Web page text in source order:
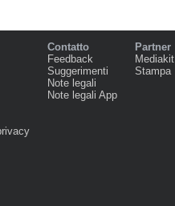
Contatto
Feedback
Suggerimenti
Note legali
Note legali App
Partner
Mediakit
Stampa